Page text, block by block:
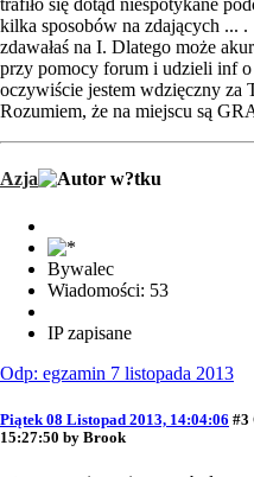
trafiło się dotąd niespotykane
kilka sposobów na zdających ...
zdawałaś na I. Dlatego może
przy pomocy forum i udzieli inf
oczywiście jestem wdzięczny za
Rozumiem, że na miejscu są
Azja
Bywalec
Wiadomości: 53
IP zapisane
Odp: egzamin 7 listopada 2013
Piątek 08 Listopad 2013, 14:04:06 #3
15:27:50 by Brook